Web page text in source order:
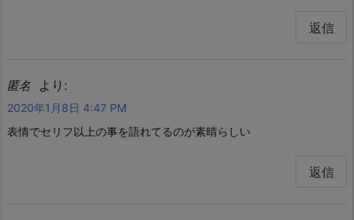
返信
匿名 より:
2020年1月8日 4:47 PM
表情でセリフ以上の事を語れてるのが素晴らしい
返信